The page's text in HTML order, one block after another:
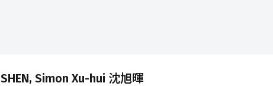
SHEN, Simon Xu-hui 沈旭暉